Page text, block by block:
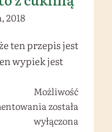
2018
ten przepis jest
wypiek jest
Możliwość
Bezglutenowe
ciasto
została
wyłączona